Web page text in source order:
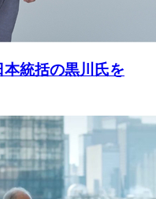
統括の黒川氏を